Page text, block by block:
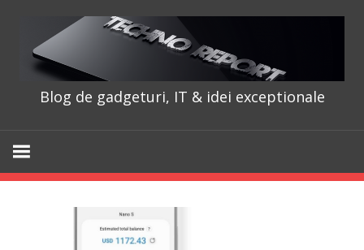
content
Blog de gadgeturi, IT & idei exceptionale